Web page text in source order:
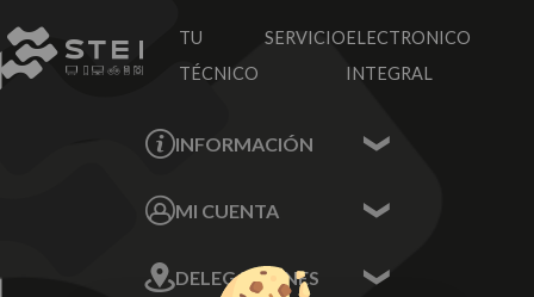
TU SERVICIO
TÉCNICO
ELECTRONICO
INTEGRAL
INFORMACIÓN
Sobre nosotros
MI CUENTA
Mis Direcciones
DELEGACIONES